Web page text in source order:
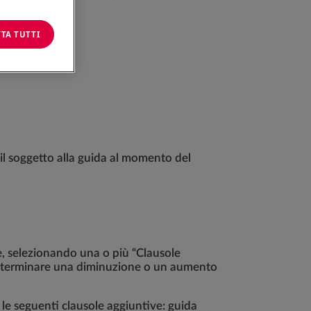
soggetto alla guida al momento del
selezionando una o più “Clausole
una diminuzione o un aumento
seguenti clausole aggiuntive: guida
TUTTI